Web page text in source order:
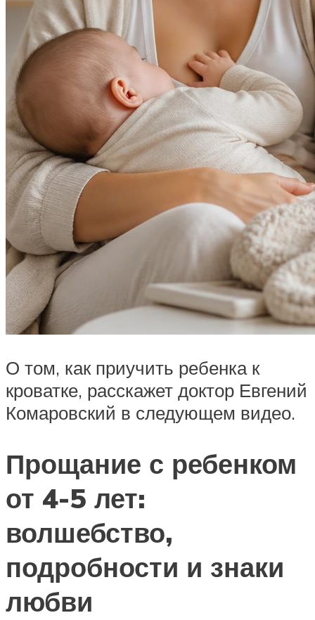
О том, как приучить ребенка к
кроватке, расскажет доктор Евгений
Комаровский в следующем видео.
Прощание с ребенком
от 4-5 лет:
волшебство,
подробности и знаки
любви